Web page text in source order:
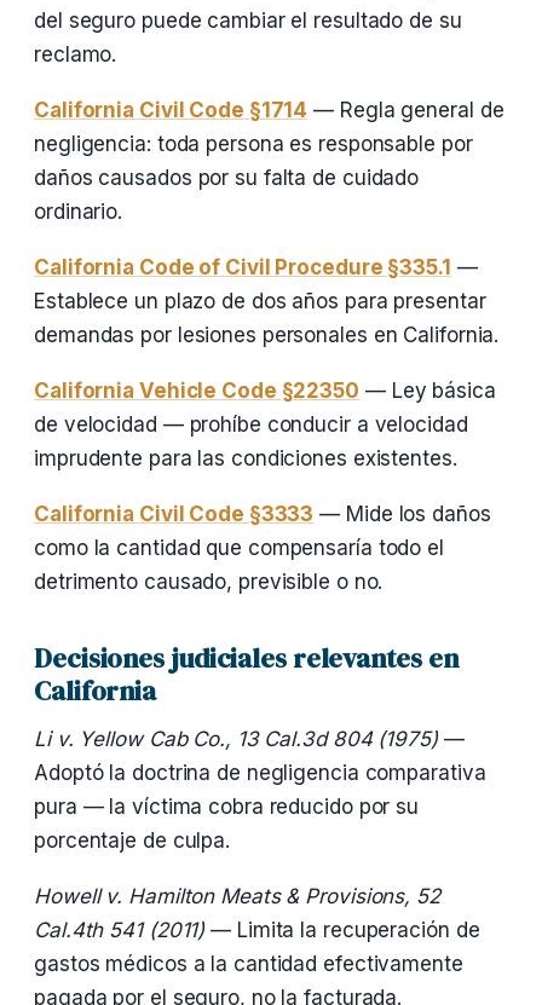
del seguro puede cambiar el resultado de su
reclamo.
California Civil Code §1714 — Regla general de
negligencia: toda persona es responsable por
daños causados por su falta de cuidado
ordinario.
California Code of Civil Procedure §335.1 —
Establece un plazo de dos años para presentar
demandas por lesiones personales en California.
California Vehicle Code §22350 — Ley básica
de velocidad — prohíbe conducir a velocidad
imprudente para las condiciones existentes.
California Civil Code §3333 — Mide los daños
como la cantidad que compensaría todo el
detrimento causado, previsible o no.
Decisiones judiciales relevantes en
California
Li v. Yellow Cab Co., 13 Cal.3d 804 (1975)—
Adoptó la doctrina de negligencia comparativa
pura — la víctima cobra reducido por su
porcentaje de culpa.
Howell v. Hamilton Meats & Provisions, 52
Cal.4th 541 (2011) — Limita la recuperación de
gastos médicos a la cantidad efectivamente
pagada por el seguro, no la facturada.